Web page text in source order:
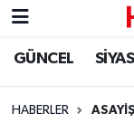
GÜNCEL
HABERLER ASAYİŞ
GÜNCEL
SİYASET
Nöbetçi
Hava